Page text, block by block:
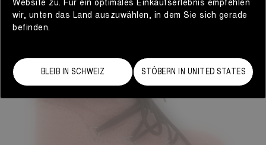
Website zu. Für ein optimales Einkaufserlebnis empfehlen
wir, unten das Land auszuwählen, in dem Sie sich gerade
befinden.
BLEIB IN SCHWEIZ STÖBERN IN UNITED STATES